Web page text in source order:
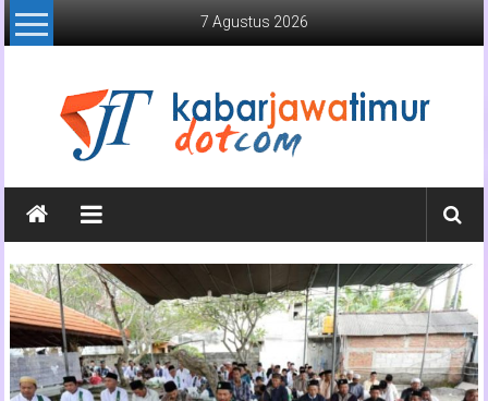
Lompat
ke
7 Agustus 2026
Kabar
Jawa
Timur
Media
Online
Jawa
Timur